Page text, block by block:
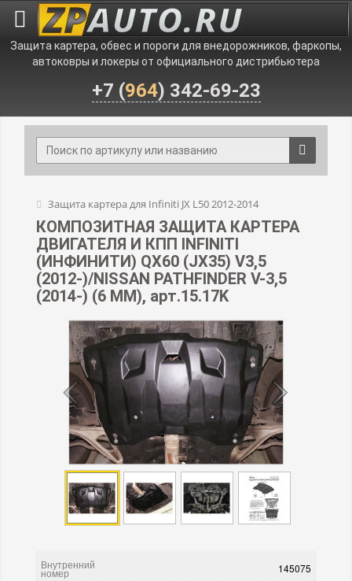
Защита картера, обвес и пороги для внедорожников, фаркопы,
автоковры и локеры от официального дистрибьютера
+7 (964) 342-69-23
Защита картера для Infiniti JX L50 2012-2014
КОМПОЗИТНАЯ ЗАЩИТА КАРТЕРА
ДВИГАТЕЛЯ И КПП INFINITI
(ИНФИНИТИ) QX60 (JX35) V3,5
(2012-)/NISSAN PATHFINDER V-3,5
(2014-) (6 ММ), арт.15.17K
Внутренний
номер 145075